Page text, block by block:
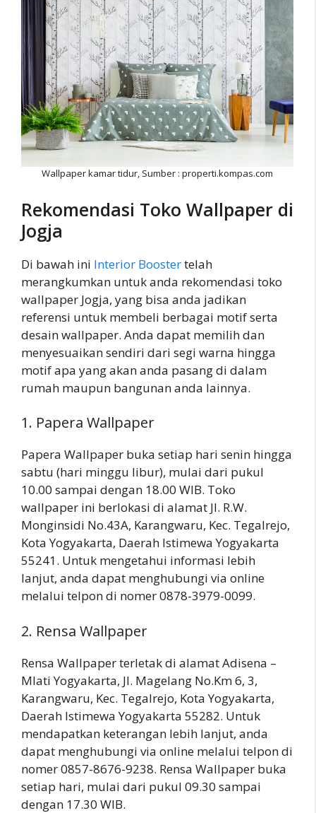
Wallpaper kamar tidur, Sumber : properti.kompas.com
Rekomendasi Toko Wallpaper di
Jogja
Di bawah ini Interior Boostertelah
merangkumkan untuk anda rekomendasi toko
wallpaper Jogja, yang bisa anda jadikan
referensi untuk membeli berbagai motif serta
desain wallpaper. Anda dapat memilih dan
menyesuaikan sendiri dari segi warna hingga
motif apa yang akan anda pasang di dalam
rumah maupun bangunan anda lainnya.
1. Papera Wallpaper
Papera Wallpaper buka setiap hari senin hingga
sabtu (hari minggu libur), mulai dari pukul
10.00 sampai dengan 18.00 WIB. Toko
wallpaper ini berlokasi di alamat Jl. R.W.
Monginsidi No.43A, Karangwaru, Kec. Tegalrejo,
Kota Yogyakarta, Daerah Istimewa Yogyakarta
55241. Untuk mengetahui informasi lebih
lanjut, anda dapat menghubungi via online
melalui telpon di nomer 0878-3979-0099.
2. Rensa Wallpaper
Rensa Wallpaper terletak di alamat Adisena –
Mlati Yogyakarta, Jl. Magelang No.Km 6, 3,
Karangwaru, Kec. Tegalrejo, Kota Yogyakarta,
Daerah Istimewa Yogyakarta 55282. Untuk
mendapatkan keterangan lebih lanjut, anda
dapat menghubungi via online melalui telpon di
nomer 0857-8676-9238. Rensa Wallpaper buka
setiap hari, mulai dari pukul 09.30 sampai
dengan 17.30 WIB.